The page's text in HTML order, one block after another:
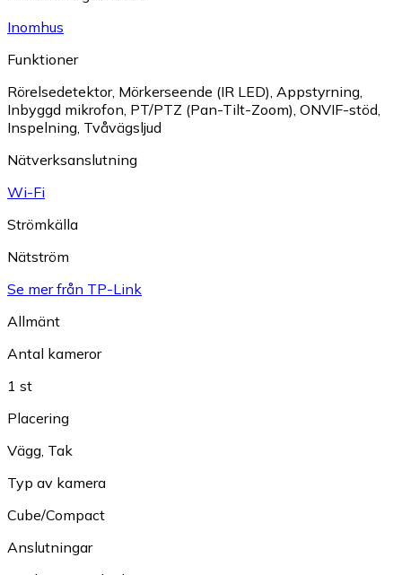
Inomhus
Funktioner
Rörelsedetektor, Mörkerseende (IR LED) Appstyrning
Inbyggd mikrofon PT/PTZ (Pan-Tilt-Zoom) ONVIF-stöd
Inspelning Tvåvägsljud
Nätverksanslutning
Wi-Fi
Strömkälla
Nätström
Se mer från TP-Link
Allmänt
Antal kameror
1 st
Placering
Vägg Tak
Typ av kamera
Cube/Compact
Anslutningar